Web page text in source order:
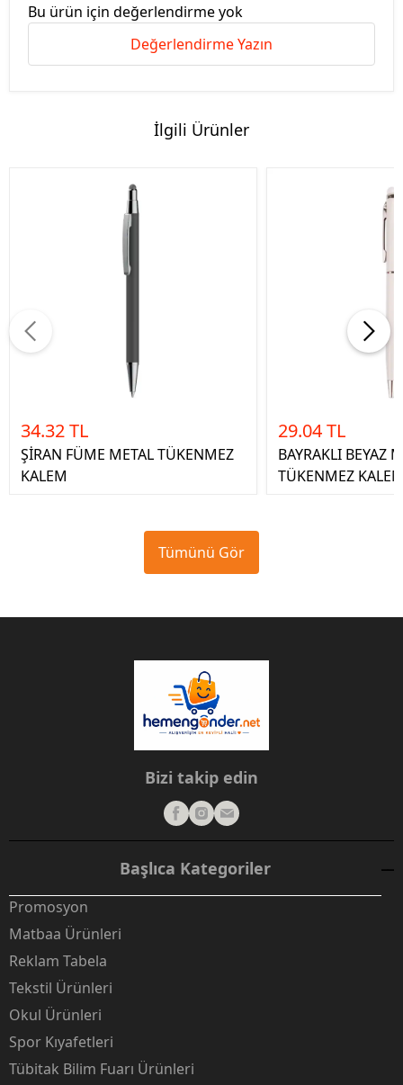
Bu ürün için değerlendirme yok
Değerlendirme Yazın
İlgili Ürünler
34.32 TL
ŞİRAN FÜME METAL TÜKENMEZ
KALEM
29.04 TL
BAYRAKLI BEYAZ
TÜKENMEZ
Tümünü Gör
Bizi takip edin
Başlıca Kategoriler
Promosyon
Matbaa Ürünleri
Reklam Tabela
Tekstil Ürünleri
Okul Ürünleri
Spor Kıyafetleri
Tübitak Bilim Fuarı Ürünleri